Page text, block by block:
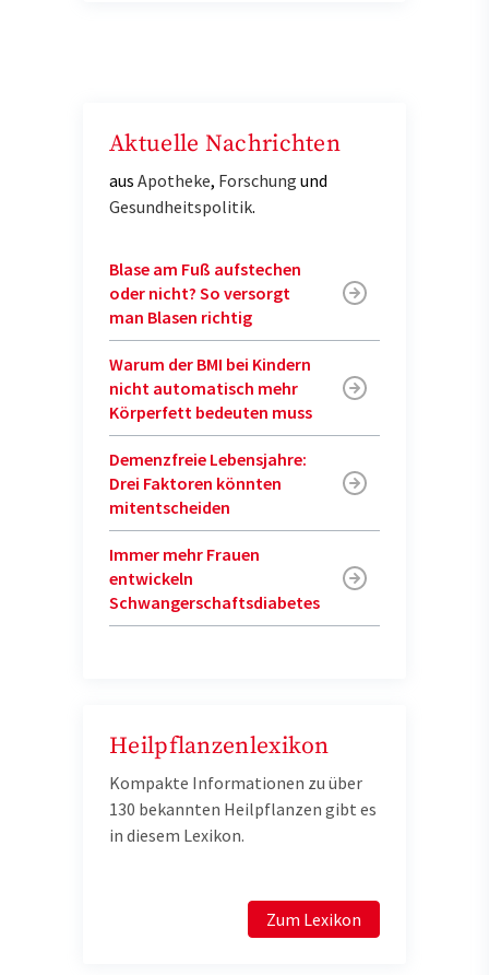
Aktuelle Nachrichten
aus Apotheke, Forschung und
Gesundheitspolitik.
Blase am Fuß aufstechen
oder nicht? So versorgt
man Blasen richtig
Warum der BMI bei Kindern
nicht automatisch mehr
Körperfett bedeuten muss
Demenzfreie Lebensjahre:
Drei Faktoren könnten
mitentscheiden
Immer mehr Frauen
entwickeln
Schwangerschaftsdiabetes
Heilpflanzenlexikon
Kompakte Informationen zu über
130 bekannten Heilpflanzen gibt es
in diesem Lexikon.
Zum Lexikon